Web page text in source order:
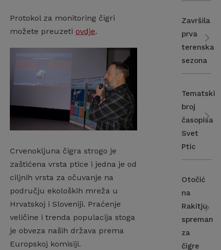
Protokol za monitoring čigri
možete preuzeti ovdje.
Crvenokljuna čigra strogo je
zaštićena vrsta ptice i jedna je od
ciljnih vrsta za očuvanje na
području ekoloških mreža u
Hrvatskoj i Sloveniji. Praćenje
veličine i trenda populacija stoga
je obveza naših država prema
Europskoj komisiji.
Završila
prva
terenska
sezona
Tematski
broj
časopisa
Svet
Ptic
Otočić
na
Rakitju
spreman
za
čigre